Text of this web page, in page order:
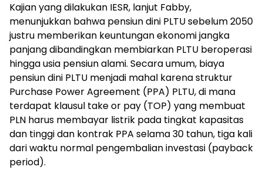
Kajian yang dilakukan IESR, lanjut Fabby,
menunjukkan bahwa pensiun dini PLTU sebelum 2050
justru memberikan keuntungan ekonomi jangka
panjang dibandingkan membiarkan PLTU beroperasi
hingga usia pensiun alami. Secara umum, biaya
pensiun dini PLTU menjadi mahal karena struktur
Purchase Power Agreement (PPA) PLTU, di mana
terdapat klausul take or pay (TOP) yang membuat
PLN harus membayar listrik pada tingkat kapasitas
dan tinggi dan kontrak PPA selama 30 tahun, tiga kali
dari waktu normal pengembalian investasi (payback
period).